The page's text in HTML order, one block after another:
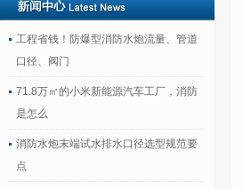
工程省钱！防爆型消防水炮流量、管道
口径、阀门
71.8万㎡的小米新能源汽车工厂，消防
是怎么
消防水炮末端试水排水口径选型规范要
点